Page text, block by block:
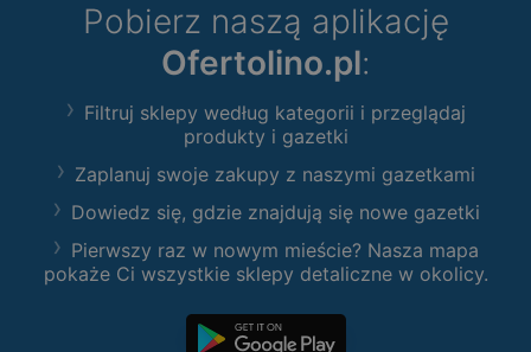
Pobierz naszą aplikację
Ofertolino.pl:
Filtruj sklepy według kategorii i przeglądaj
produkty i gazetki
Zaplanuj swoje zakupy z naszymi gazetkami
Dowiedz się, gdzie znajdują się nowe gazetki
Pierwszy raz w nowym mieście? Nasza mapa
pokaże Ci wszystkie sklepy detaliczne w okolicy.